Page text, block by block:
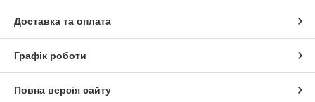
Доставка та оплата
Графік роботи
Повна версія сайту